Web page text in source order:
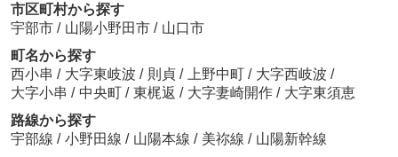
市区町村から探す
宇部市 / 山陽小野田市 / 山口市
町名から探す
西小串 / 大字東岐波 / 則貞 / 上野中町 / 大字西岐波 /
大字小串 / 中央町 / 東梶返 / 大字妻崎開作 / 大字東須恵
路線から探す
宇部線 / 小野田線 / 山陽本線 / 美祢線 / 山陽新幹線